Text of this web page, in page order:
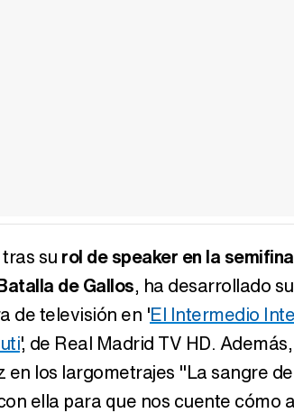
su rol de speaker en la
de Gallos, ha desarrollado
de televisión en 'El Intermedio
', de Real Madrid TV HD.
los largometrajes "La sangre
ella para que nos cuente cómo